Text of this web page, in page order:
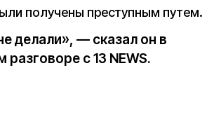
получены преступным путем.
делали», — сказал он в
с 13 NEWS.